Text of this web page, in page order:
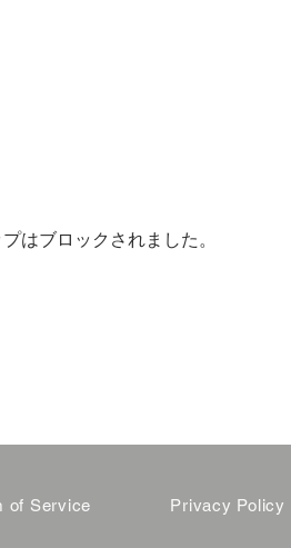
はブロックされました。
of Service Privacy Policy